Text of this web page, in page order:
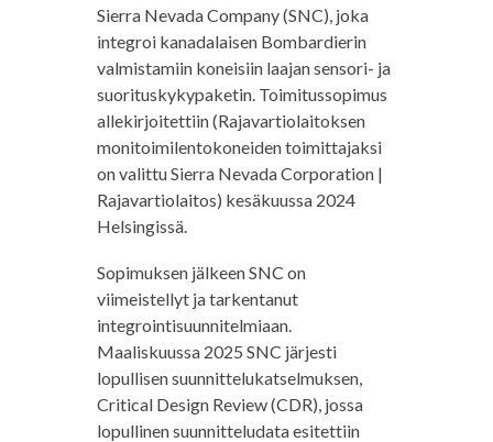
Sierra Nevada Company (SNC), joka
integroi kanadalaisen Bombardierin
valmistamiin koneisiin laajan sensori- ja
suorituskykypaketin. Toimitussopimus
allekirjoitettiin (Rajavartiolaitoksen
monitoimilentokoneiden toimittajaksi
on valittu Sierra Nevada Corporation |
Rajavartiolaitos) kesäkuussa 2024
Helsingissä.
Sopimuksen jälkeen SNC on
viimeistellyt ja tarkentanut
integrointisuunnitelmiaan.
Maaliskuussa 2025 SNC järjesti
lopullisen suunnittelukatselmuksen,
Critical Design Review (CDR), jossa
lopullinen suunnitteludata esitettiin